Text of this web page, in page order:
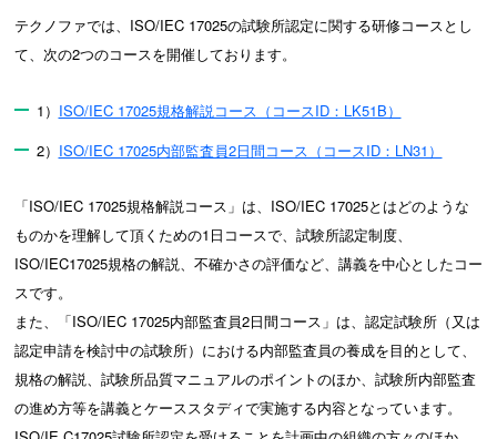
テクノファでは、ISO/IEC 17025の試験所認定に関する研修コースとし
て、次の2つのコースを開催しております。
1） ISO/IEC 17025規格解説コース（コースID：LK51B）
2） ISO/IEC 17025内部監査員2日間コース（コースID：LN31）
「ISO/IEC 17025規格解説コース」は、ISO/IEC 17025とはどのような
ものかを理解して頂くための1日コースで、試験所認定制度、
ISO/IEC17025規格の解説、不確かさの評価など、講義を中心としたコー
スです。
また、「ISO/IEC 17025内部監査員2日間コース」は、認定試験所（又は
認定申請を検討中の試験所）における内部監査員の養成を目的として、
規格の解説、試験所品質マニュアルのポイントのほか、試験所内部監査
の進め方等を講義とケーススタディで実施する内容となっています。